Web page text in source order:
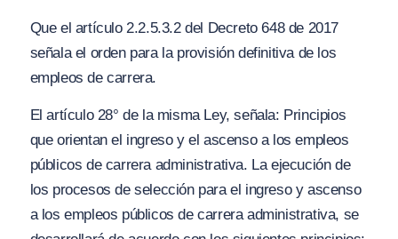
Que el artículo 2.2.5.3.2 del Decreto 648 de 2017
señala el orden para la provisión definitiva de los
empleos de carrera.
El artículo 28° de la misma Ley, señala: Principios
que orientan el ingreso y el ascenso a los empleos
públicos de carrera administrativa. La ejecución de
los procesos de selección para el ingreso y ascenso
a los empleos públicos de carrera administrativa, se